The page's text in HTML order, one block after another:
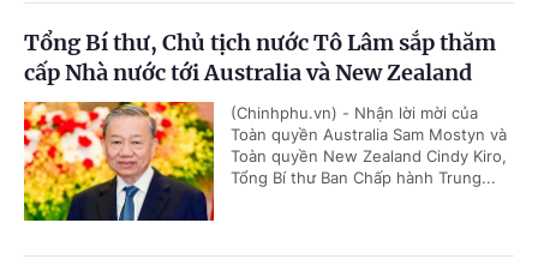
Tổng Bí thư, Chủ tịch nước Tô Lâm sắp thăm
cấp Nhà nước tới Australia và New Zealand
(Chinhphu.vn) - Nhận lời mời của
Toàn quyền Australia Sam Mostyn và
Toàn quyền New Zealand Cindy Kiro,
Tổng Bí thư Ban Chấp hành Trung...